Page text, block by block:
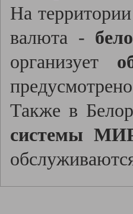
На
валюта -
организует
Также в
системы